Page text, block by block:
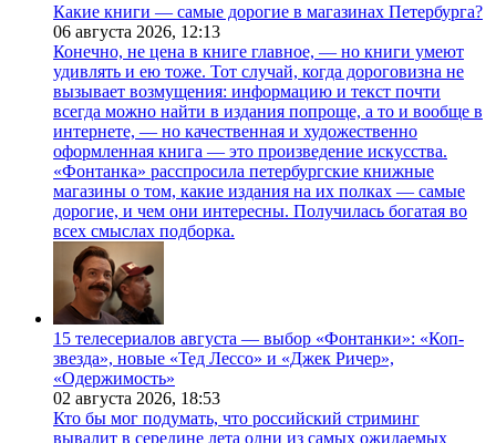
Какие книги — самые дорогие в магазинах Петербурга?
06 августа 2026, 12:13
Конечно, не цена в книге главное, — но книги умеют
удивлять и ею тоже. Тот случай, когда дороговизна не
вызывает возмущения: информацию и текст почти
всегда можно найти в издания попроще, а то и вообще в
интернете, — но качественная и художественно
оформленная книга — это произведение искусства.
«Фонтанка» расспросила петербургские книжные
магазины о том, какие издания на их полках — самые
дорогие, и чем они интересны. Получилась богатая во
всех смыслах подборка.
15 телесериалов августа — выбор «Фонтанки»: «Коп-
звезда», новые «Тед Лессо» и «Джек Ричер»,
«Одержимость»
02 августа 2026, 18:53
Кто бы мог подумать, что российский стриминг
вывалит в середине лета одни из самых ожидаемых